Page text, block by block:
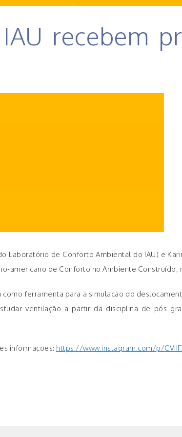
recebem
Laboratório de Conforto Ambiental do IAU) e
americano de Conforto no Ambiente
ferramenta para a simulação do
ventilação a partir da disciplina de pós
informações: https://www.instagram.com/p/